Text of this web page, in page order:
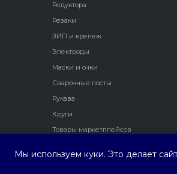
Редуктора
Резаки
ЗИП и крепеж
Электроды
Маски и очки
Сварочные посты
Рукава
Круги
Товары маркетплейсов
Мы используем куки. Это делает